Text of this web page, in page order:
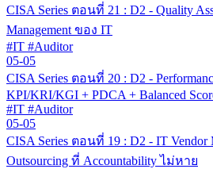
CISA Series ตอนที่ 21 : D2 - Quality
Management ของ IT
#IT #Auditor
05-05
CISA Series ตอนที่ 20 : D2 -
KPI/KRI/KGI + PDCA + Balanced
#IT #Auditor
05-05
CISA Series ตอนที่ 19 : D2 - IT Vendor
Outsourcing ที่ Accountability ไม่หาย